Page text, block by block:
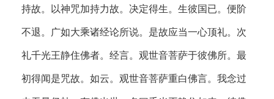
持故。以神咒加持力故。决定得生。生彼国已。便阶
不退。广如大乘诸经论所说。是故应当一心顶礼。次
礼千光王静住佛者。经言。观世音菩萨于彼佛所。最
初得闻是咒故。如云。观世音菩萨重白佛言。我念过